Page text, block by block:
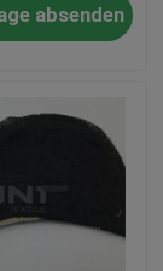
absenden